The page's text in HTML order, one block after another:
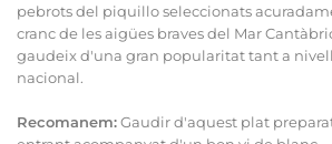
pebrots del piquillo seleccionats
cranc de les aigües braves del Mar
gaudeix d'una gran popularitat tant a
nacional.
Recomanem:Gaudir d'aquest plat